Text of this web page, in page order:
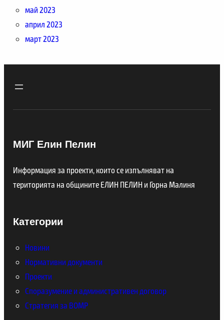
май 2023
април 2023
март 2023
МИГ Елин Пелин
Информация за проекти, които се изпълняват на
територията на общините ЕЛИН ПЕЛИН и Горна Малиня
Категории
Новини
Нормативни документи
Проекти
Споразумение и административен договор
Стратегия за ВОМР